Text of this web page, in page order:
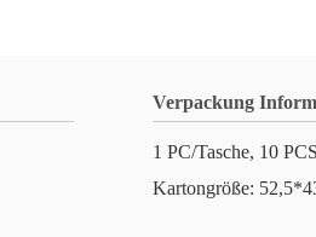
Verpackung
1 PC/Tasche, 10
Kartongröße: